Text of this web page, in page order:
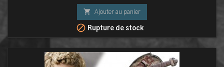
 Ajouter au panier
 Rupture de stock